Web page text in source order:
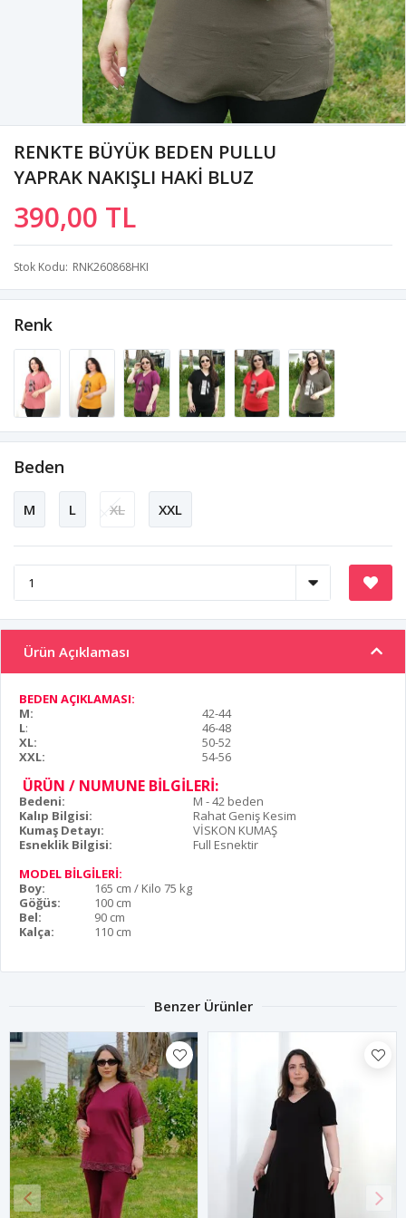
RENKTE BÜYÜK BEDEN PULLU
YAPRAK NAKIŞLI HAKİ BLUZ
390,00 TL
Stok Kodu RNK260868HKI
Renk
Beden
M L XL XXL
Ürün Açıklaması
BEDEN AÇIKLAMASI:
M:
42-44
L:
46-48
XL:
50-52
XXL:
54-56
ÜRÜN / NUMUNE BİLGİLERİ:
Bedeni:
M - 42 beden
Kalıp Bilgisi:
Rahat Geniş Kesim
Kumaş Detayı:
VİSKON KUMAŞ
Esneklik Bilgisi:
Full Esnektir
MODEL BİLGİLERİ:
Boy:
165 cm / Kilo 75 kg
Göğüs:
100 cm
Bel:
90 cm
Kalça:
110 cm
Benzer Ürünler